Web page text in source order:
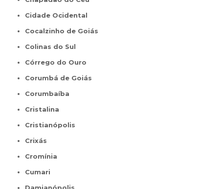
Cidade Ocidental
Cocalzinho de Goiás
Colinas do Sul
Córrego do Ouro
Corumbá de Goiás
Corumbaíba
Cristalina
Cristianópolis
Crixás
Cromínia
Cumari